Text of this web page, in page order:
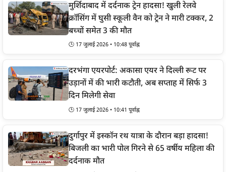
मुर्शिदाबाद में दर्दनाक ट्रेन हादसा! खुली रेलवे
क्रॉसिंग में घुसी स्कूली वैन को ट्रेन ने मारी टक्कर, 2
बच्चों समेत 3 की मौत
🕒 17 जुलाई 2026 • 10:48 पूर्वाह्न
दरभंगा एयरपोर्ट: अकासा एयर ने दिल्ली रूट पर
उड़ानों में की भारी कटौती, अब सप्ताह में सिर्फ 3
दिन मिलेगी सेवा
🕒 17 जुलाई 2026 • 10:41 पूर्वाह्न
दुर्गापुर में इस्कॉन रथ यात्रा के दौरान बड़ा हादसा!
बिजली का भारी पोल गिरने से 65 वर्षीय महिला की
दर्दनाक मौत